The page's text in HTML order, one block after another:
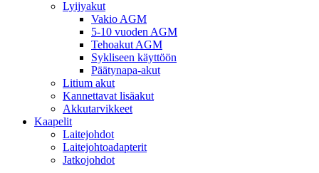
Lyijyakut
Vakio AGM
5-10 vuoden AGM
Tehoakut AGM
Sykliseen käyttöön
Päätynapa-akut
Litium akut
Kannettavat lisäakut
Akkutarvikkeet
Kaapelit
Laitejohdot
Laitejohtoadapterit
Jatkojohdot